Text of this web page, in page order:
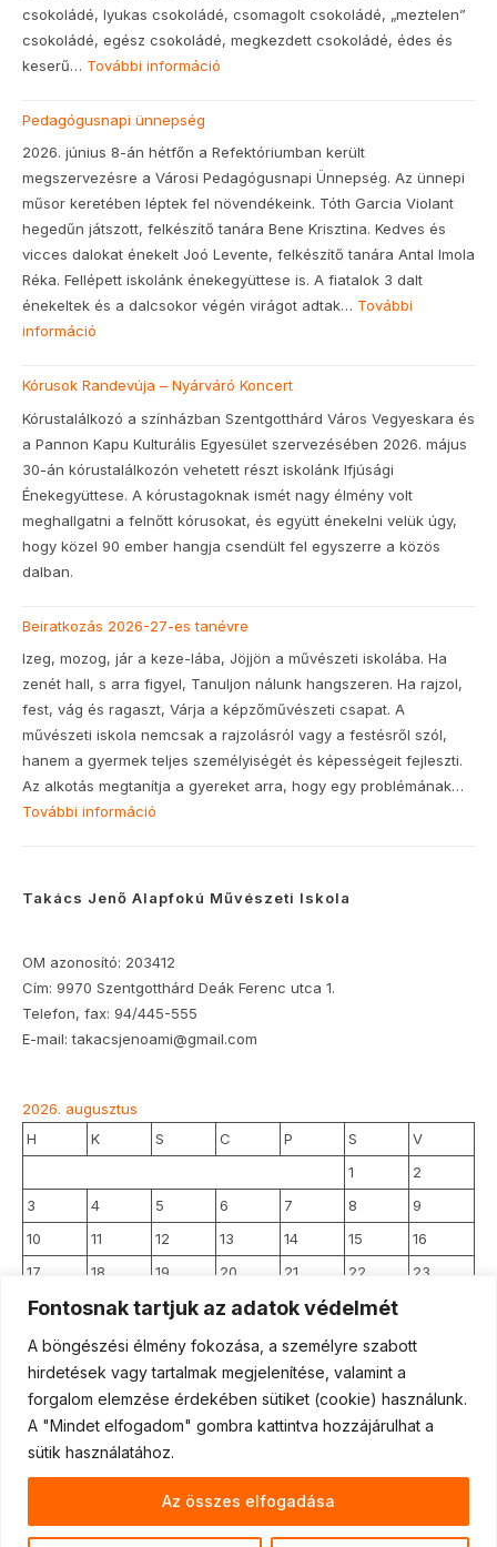
Fontosnak tartjuk az adatok védelmét
A böngészési élmény fokozása, a személyre szabott
hirdetések vagy tartalmak megjelenítése, valamint a
forgalom elemzése érdekében sütiket (cookie) használunk.
A "Mindet elfogadom" gombra kattintva hozzájárulhat a
sütik használatához.
Az összes elfogadása
csokoládé, lyukas csokoládé, csomagolt csokoládé, „meztelen”
csokoládé, egész csokoládé, megkezdett csokoládé, édes és
keserű… További információ
Pedagógusnapi ünnepség
2026. június 8-án hétfőn a Refektóriumban került
megszervezésre a Városi Pedagógusnapi Ünnepség. Az ünnepi
műsor keretében léptek fel növendékeink. Tóth Garcia Violant
hegedűn játszott, felkészítő tanára Bene Krisztina. Kedves és
vicces dalokat énekelt Joó Levente, felkészítő tanára Antal Imola
Réka. Fellépett iskolánk énekegyüttese is. A fiatalok 3 dalt
énekeltek és a dalcsokor végén virágot adtak… További
információ
ünnepség
Kórusok Randevúja – Nyárváró Koncert
Kórustalálkozó a színházban Szentgotthárd Város Vegyeskara és
a Pannon Kapu Kulturális Egyesület szervezésében 2026. május
30-án kórustalálkozón vehetett részt iskolánk Ifjúsági
Énekegyüttese. A kórustagoknak ismét nagy élmény volt
meghallgatni a felnőtt kórusokat, és együtt énekelni velük úgy,
hogy közel 90 ember hangja csendült fel egyszerre a közös
dalban.
Beiratkozás 2026-27-es tanévre
Izeg, mozog, jár a keze-lába, Jöjjön a művészeti iskolába. Ha
zenét hall, s arra figyel, Tanuljon nálunk hangszeren. Ha rajzol,
fest, vág és ragaszt, Várja a képzőművészeti csapat. A
művészeti iskola nemcsak a rajzolásról vagy a festésről szól,
hanem a gyermek teljes személyiségét és képességeit fejleszti.
Az alkotás megtanítja a gyereket arra, hogy egy problémának…
További információ
27-
Takács Jenő Alapfokú Művészeti Iskola
OM azonosító: 203412
Cím: 9970 Szentgotthárd Deák Ferenc utca 1.
Telefon, fax: 94/445-555
E-mail: takacsjenoami@gmail.com
2026. augusztus
H
K S C P S
V
1
2
3
4 5 6 7 8
9
10
11 12 13 14 15
16
17
18 19 20 21 22
23
24
25 26 27 28 29
31
« jún
Partners Press About Useful